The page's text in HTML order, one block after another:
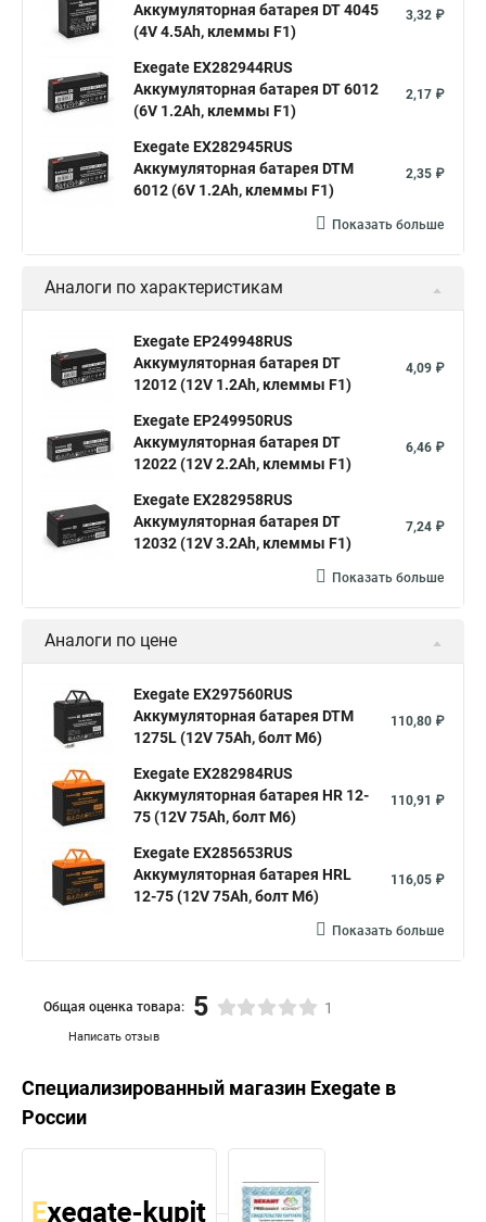
Аккумуляторная батарея DT 4045
(4V 4.5Ah, клеммы F1)
3,32 ₽
Exegate EX282944RUS
Аккумуляторная батарея DT 6012
(6V 1.2Ah, клеммы F1)
2,17 ₽
Exegate EX282945RUS
Аккумуляторная батарея DTM
6012 (6V 1.2Ah, клеммы F1)
2,35 ₽
Показать больше
Аналоги по характеристикам
Exegate EP249948RUS
Аккумуляторная батарея DT
12012 (12V 1.2Ah, клеммы F1)
4,09 ₽
Exegate EP249950RUS
Аккумуляторная батарея DT
12022 (12V 2.2Ah, клеммы F1)
6,46 ₽
Exegate EX282958RUS
Аккумуляторная батарея DT
12032 (12V 3.2Ah, клеммы F1)
7,24 ₽
Показать больше
Аналоги по цене
Exegate EX297560RUS
Аккумуляторная батарея DTM
1275L (12V 75Ah, болт М6)
110,80 ₽
Exegate EX282984RUS
Аккумуляторная батарея HR 12-
75 (12V 75Ah, болт М6)
110,91 ₽
Exegate EX285653RUS
Аккумуляторная батарея HRL
12-75 (12V 75Ah, болт М6)
116,05 ₽
Показать больше
Написать отзыв
Общая оценка товара: 5 1
Специализированный магазин Exegate в
России